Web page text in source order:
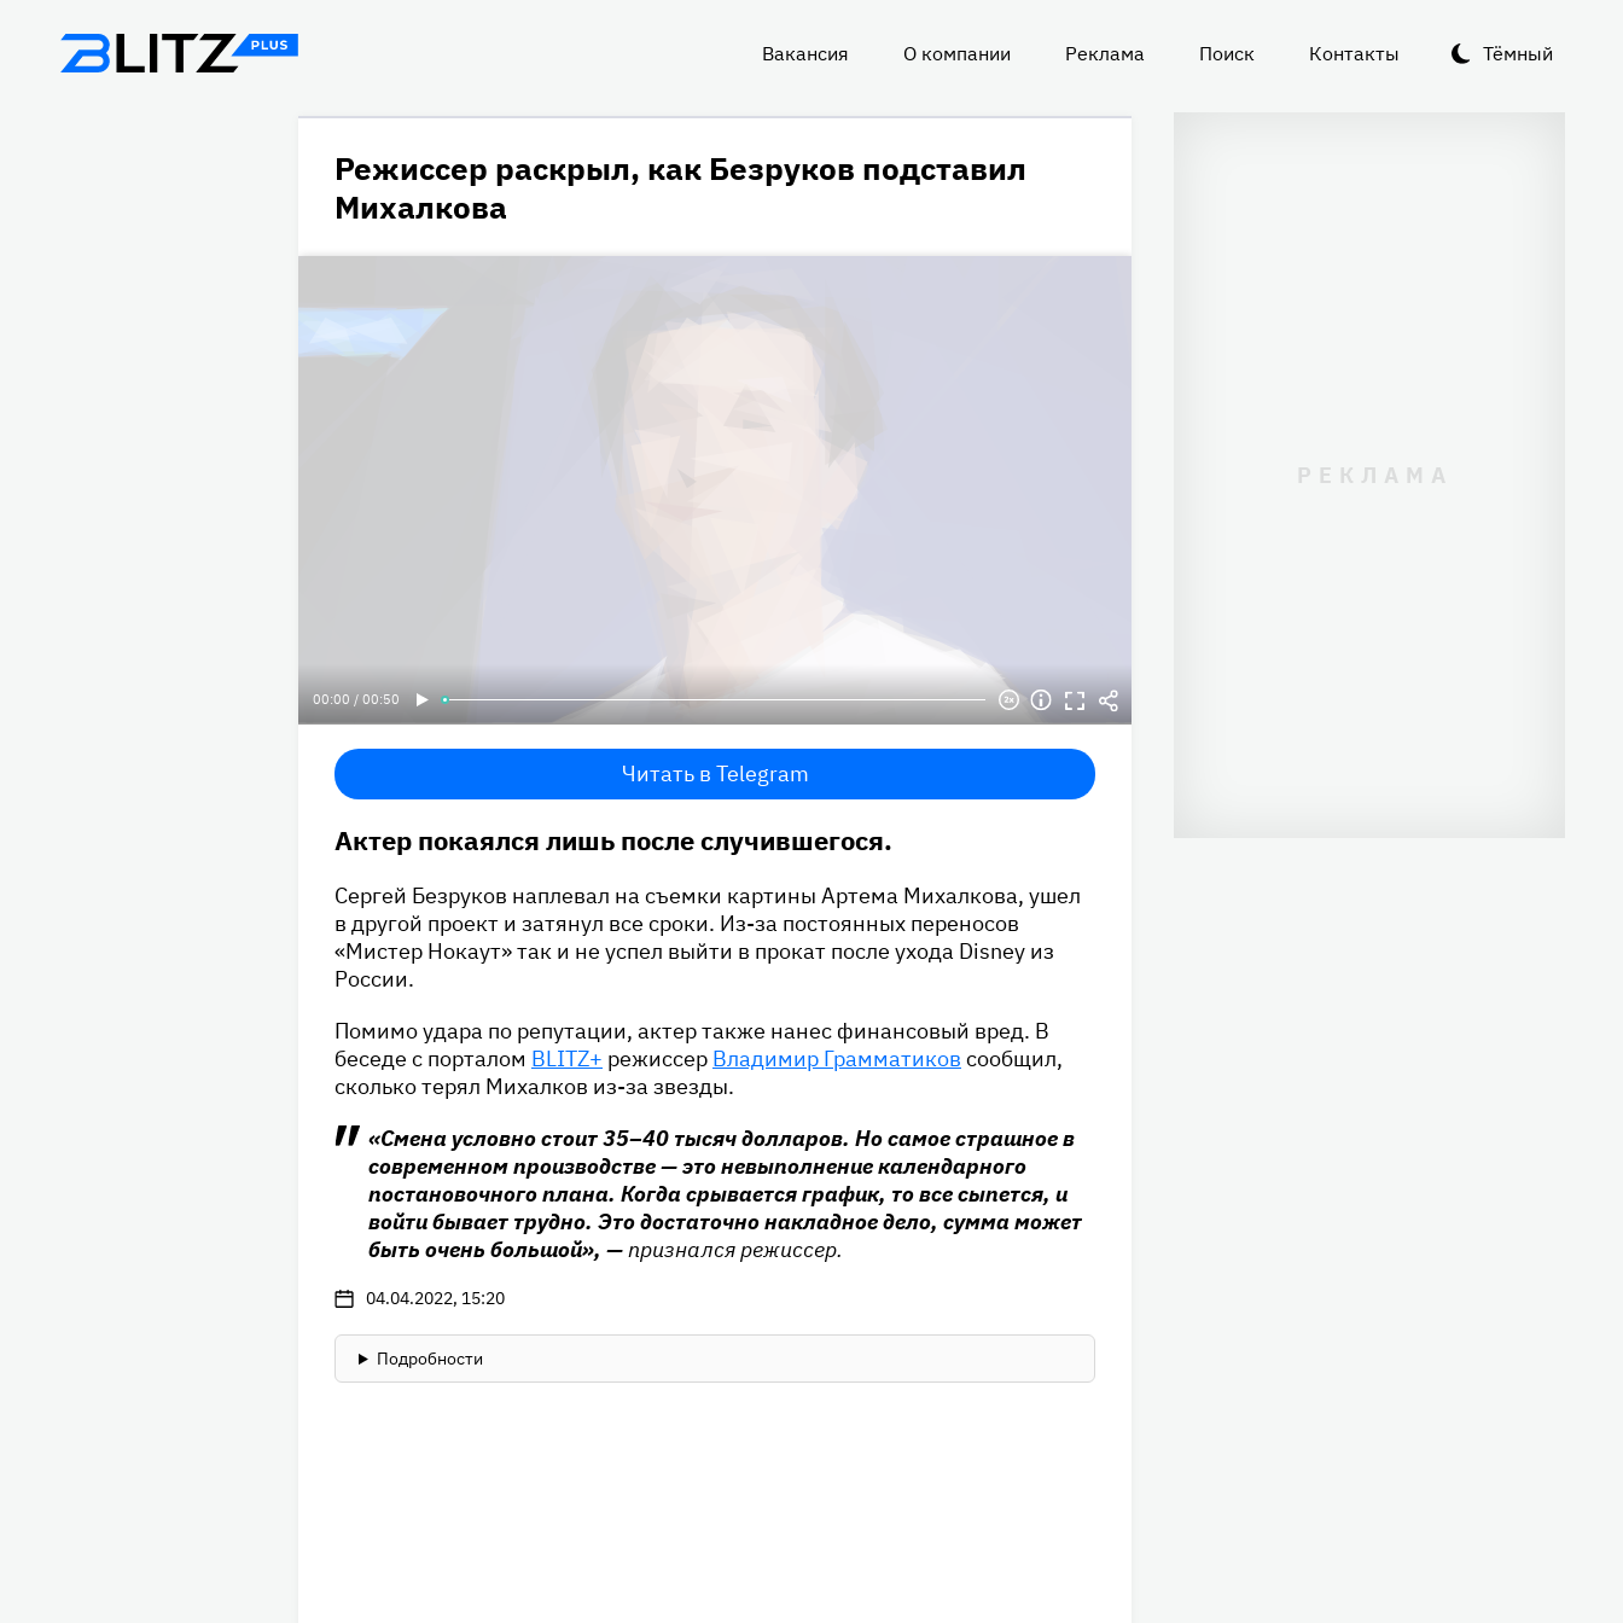
Тёмный
Вакансия О компании Реклама Поиск Контакты
Режиссер раскрыл, как Безруков подставил
Михалкова
00:00 / 00:50
Читать в Telegram
Актер покаялся лишь после случившегося.
Сергей Безруков наплевал на съемки картины Артема Михалкова, ушел
в другой проект и затянул все сроки. Из-за постоянных переносов
«Мистер Нокаут» так и не успел выйти в прокат после ухода Disney из
России.
Помимо удара по репутации, актер также нанес финансовый вред. В
беседе с порталом BLITZ+ режиссер Владимир Грамматиков сообщил,
сколько терял Михалков из-за звезды.
«Смена условно стоит 35–40 тысяч долларов. Но самое страшное в
современном производстве — это невыполнение календарного
постановочного плана. Когда срывается график, то все сыпется, и
войти бывает трудно. Это достаточно накладное дело, сумма может
быть очень большой», —признался режиссер.
04.04.2022, 15:20
Подробности